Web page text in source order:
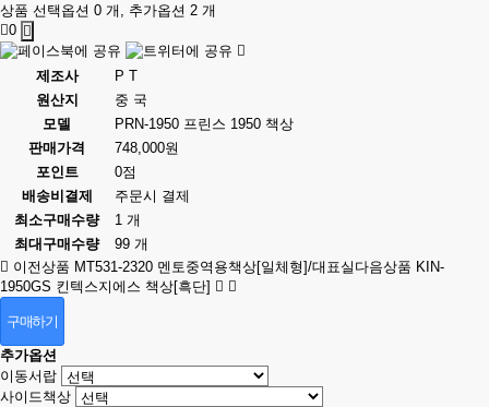
상품 선택옵션 0 개, 추가옵션 2 개
0
제조사
P T
원산지
중 국
모델
PRN-1950 프린스 1950 책상
판매가격
748,000원
포인트
0점
배송비결제
주문시 결제
최소구매수량
1 개
최대구매수량
99 개
이전상품 MT531-2320 멘토중역용책상[일체형]/대표실 다음상품 KIN-
1950GS 킨텍스지에스 책상[흑단]
구매하기
추가옵션
이동서랍
사이드책상